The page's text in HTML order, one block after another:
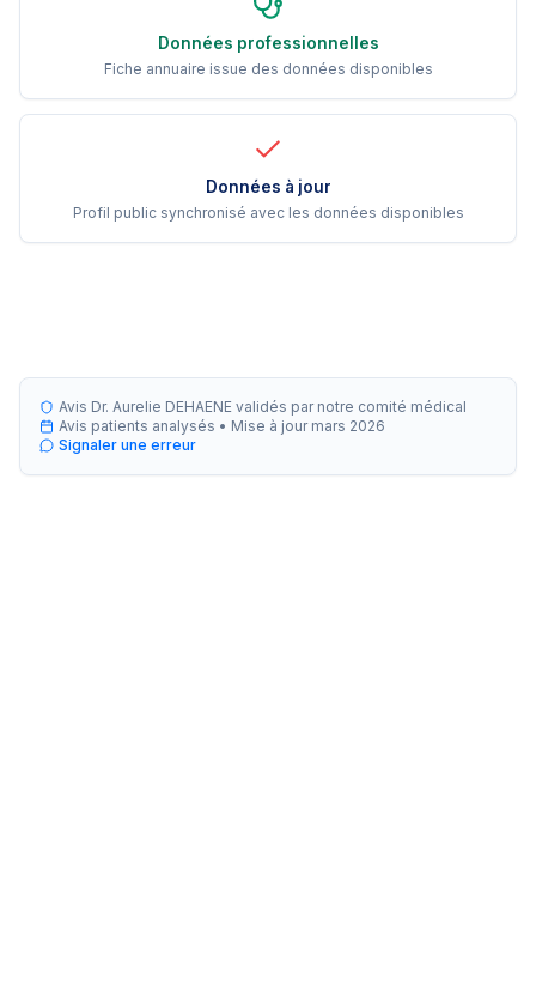
Données professionnelles
Fiche annuaire issue des données disponibles
Données à jour
Profil public synchronisé avec les données disponibles
Avis Dr. Aurelie DEHAENE validés par notre comité médical
Avis patients analysés • Mise à jour mars 2026
Signaler une erreur